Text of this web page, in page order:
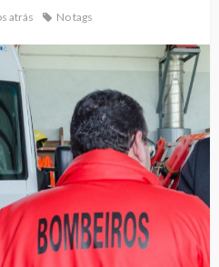
atrás No tags